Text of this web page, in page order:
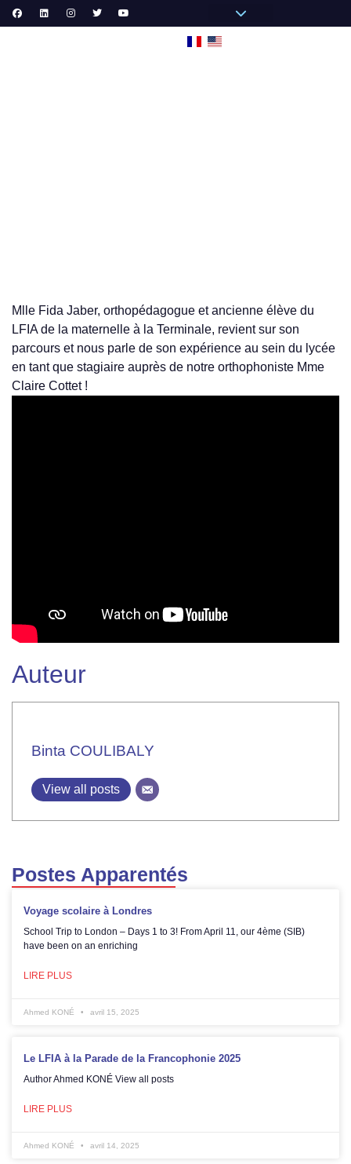
Mlle Fida Jaber, orthopédagogue et ancienne élève du
LFIA de la maternelle à la Terminale, revient sur son
parcours et nous parle de son expérience au sein du lycée
en tant que stagiaire auprès de notre orthophoniste Mme
Claire Cottet !
Auteur
Binta COULIBALY
View all posts
Postes Apparentés
Voyage scolaire à Londres
School Trip to London – Days 1 to 3! From April 11, our 4ème (SIB)
have been on an enriching
LIRE PLUS
Ahmed KONÉ avril 15, 2025
Le LFIA à la Parade de la Francophonie 2025
Author Ahmed KONÉ View all posts
LIRE PLUS
Ahmed KONÉ avril 14, 2025